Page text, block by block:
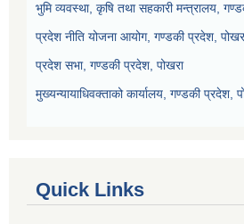
भुमि व्यवस्था, कृषि तथा सहकारी मन्त्रालय,
प्रदेश नीति योजना आयोग, गण्डकी प्रदेश,
प्रदेश सभा, गण्डकी प्रदेश, पोखरा
मुख्यन्यायाधिवक्ताको कार्यालय, गण्डकी प्रदेश,
Quick Links